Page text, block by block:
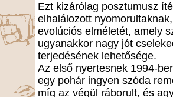
Ezt kizárólag posztumusz
elhalálozott
evolúciós elméletét, amely
ugyanakkor nagy jót
terjedésének lehetősége.
Az első nyertesnek 1994-
egy pohár ingyen szóda
míg az végül ráborult, és